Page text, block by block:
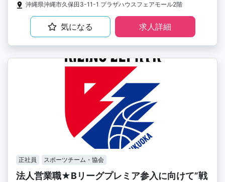
沖縄県沖縄市久保田3-11-1 プラザハウスフェアモール2階
気になる 求人詳細
正社員 スポーツチーム・協会
法人営業職★Bリーグプレミア参入に向けて”戦